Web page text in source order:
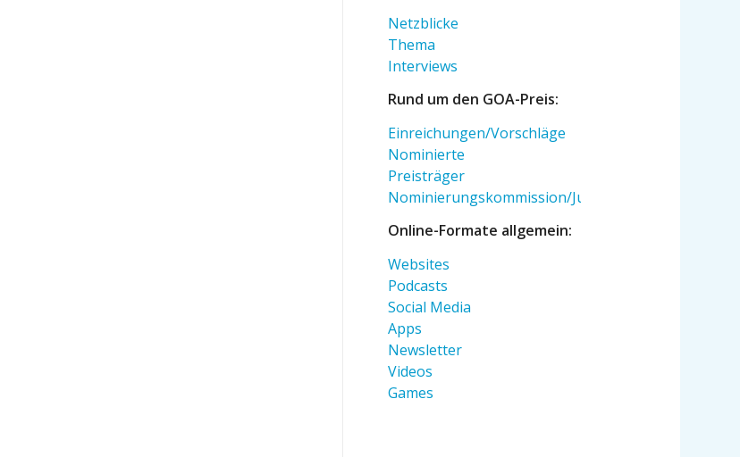
Netzblicke
Thema
Interviews
Rund um den GOA-Preis:
Einreichungen/Vorschläge
Nominierte
Preisträger
Nominierungskommission/Jury
Online-Formate allgemein:
Websites
Podcasts
Social Media
Apps
Newsletter
Videos
Games